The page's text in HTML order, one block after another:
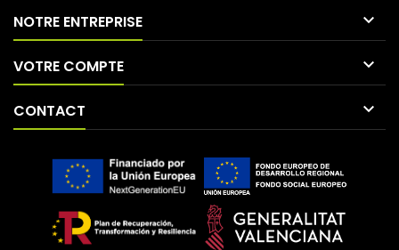
NOTRE ENTREPRISE 
VOTRE COMPTE 
CONTACT 